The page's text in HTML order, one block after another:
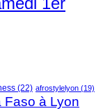
(22) afrostylelyon (19)
Faso à Lyon